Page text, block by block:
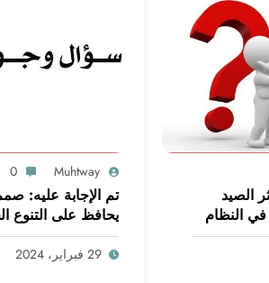
الصيد
في النظام
Muhtway
0
تم الإجابة عليه:
يحافظ على التنوع
البشرية. اعمل
لتحقيق هذه المهمة
29 فبراير، 2024